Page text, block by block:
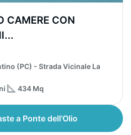
CAMERE CON
(PC) - Strada Vicinale La
434 Mq
a Ponte dell'Olio